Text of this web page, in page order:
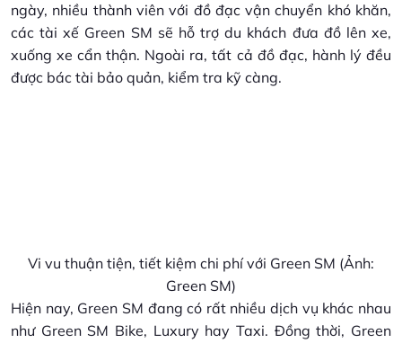
ngày, nhiều thành viên với đồ đạc vận chuyển khó khăn,
các tài xế Green SM sẽ hỗ trợ du khách đưa đồ lên xe,
xuống xe cẩn thận. Ngoài ra, tất cả đồ đạc, hành lý đều
được bác tài bảo quản, kiểm tra kỹ càng.
Vi vu thuận tiện, tiết kiệm chi phí với Green SM (Ảnh:
Green SM)
Hiện nay, Green SM đang có rất nhiều dịch vụ khác nhau
như Green SM Bike, Luxury hay Taxi. Đồng thời, Green